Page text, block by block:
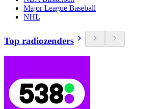
Major League Baseball
NHL
Top radiozenders